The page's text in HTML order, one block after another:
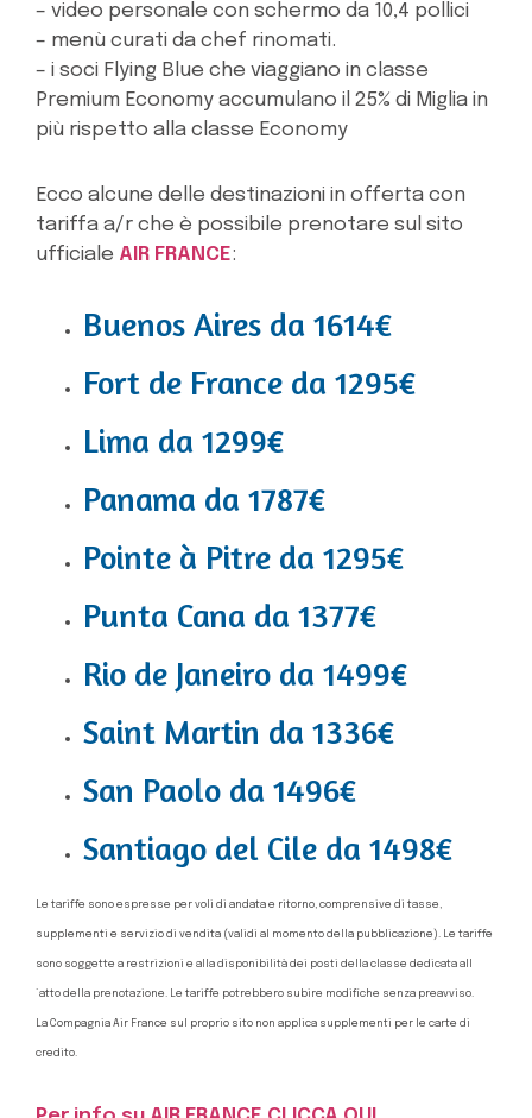
– video personale con schermo da 10,4 pollici
– menù curati da chef rinomati.
– i soci Flying Blue che viaggiano in classe
Premium Economy accumulano il 25% di Miglia in
più rispetto alla classe Economy
Ecco alcune delle destinazioni in offerta con
tariffa a/r che è possibile prenotare sul sito
ufficiale AIR FRANCE:
Buenos Aires da 1614€
Fort de France da 1295€
Lima da 1299€
Panama da 1787€
Pointe à Pitre da 1295€
Punta Cana da 1377€
Rio de Janeiro da 1499€
Saint Martin da 1336€
San Paolo da 1496€
Santiago del Cile da 1498€
Le tariffe sono espresse per voli di andata e ritorno, comprensive di tasse,
supplementi e servizio di vendita (validi al momento della pubblicazione). Le tariffe
sono soggette a restrizioni e alla disponibilità dei posti della classe dedicata all
´atto della prenotazione. Le tariffe potrebbero subire modifiche senza preavviso.
La Compagnia Air France sul proprio sito non applica supplementi per le carte di
credito.